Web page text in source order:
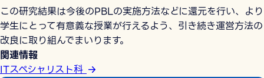
この研究結果は今後のPBLの実施方法などに還元を行い、より
学生にとって有意義な授業が行えるよう、引き続き運営方法の
改良に取り組んでまいります。
関連情報
ITスペシャリスト科